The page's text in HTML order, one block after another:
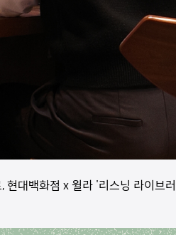
현대백화점 x 윌라 '리스닝 라이브러